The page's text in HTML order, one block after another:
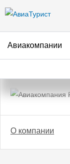
Авиакомпании
О компании